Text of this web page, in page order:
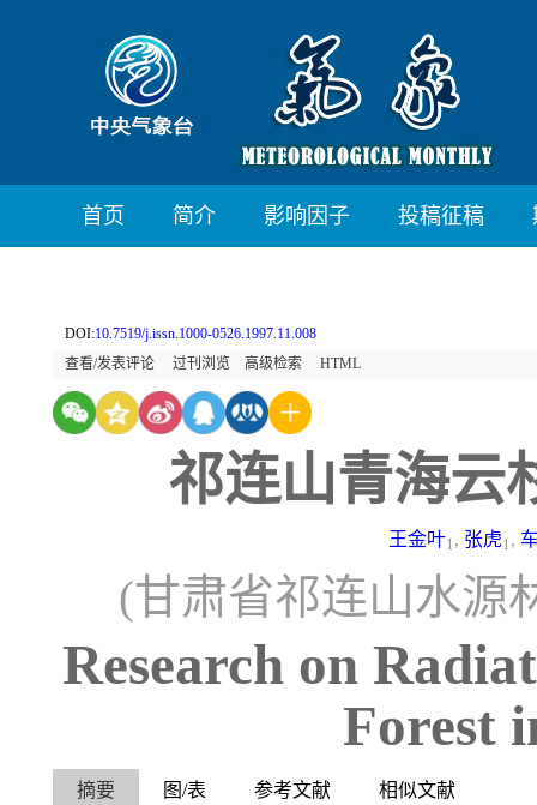
首页 简介 影响因子 投稿征稿
DOI:10.7519/j.issn.1000-0526.1997.11.008
查看/发表评论
过刊浏览 高级检索 HTML
祁连山青海云
王金叶1, 张虎1,
(甘肃省祁连山水源
Research on
Forest
摘要 图/表 参考文献 相似文献